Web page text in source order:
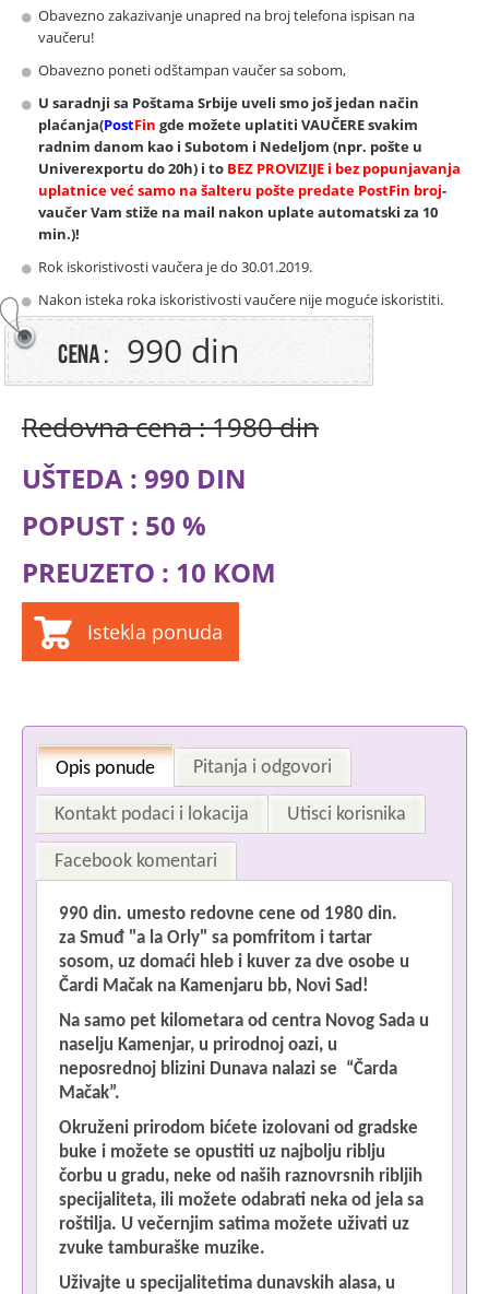
Obavezno zakazivanje unapred na broj telefona ispisan na
vaučeru!
Obavezno poneti odštampan vaučer sa sobom,
U saradnji sa Poštama Srbije uveli smo još jedan način
plaćanja(PostFin gde možete uplatiti VAUČERE svakim
radnim danom kao i Subotom i Nedeljom (npr. pošte u
Univerexportu do 20h) i to BEZ PROVIZIJE i bez popunjavanja
uplatnice već samo na šalteru pošte predate PostFin broj-
vaučer Vam stiže na mail nakon uplate automatski za 10
min.)!
Rok iskoristivosti vaučera je do 30.01.2019.
Nakon isteka roka iskoristivosti vaučere nije moguće iskoristiti.
990 din
Redovna cena : 1980 din
UŠTEDA : 990 DIN
POPUST : 50 %
PREUZETO : 10 KOM
Istekla ponuda
Opis ponude Pitanja i odgovori
Kontakt podaci i lokacija Utisci korisnika
Facebook komentari
990 din. umesto redovne cene od 1980 din.
za Smuđ "a la Orly" sa pomfritom i tartar
sosom, uz domaći hleb i kuver za dve osobe u
Čardi Mačak na Kamenjaru bb, Novi Sad!
Na samo pet kilometara od centra Novog Sada u
naselju Kamenjar, u prirodnoj oazi, u
neposrednoj blizini Dunava nalazi se “Čarda
Mačak”.
Okruženi prirodom bićete izolovani od gradske
buke i možete se opustiti uz najbolju riblju
čorbu u gradu, neke od naših raznovrsnih ribljih
specijaliteta, ili možete odabrati neka od jela sa
roštilja. U večernjim satima možete uživati uz
zvuke tamburaške muzike.
Uživajte u specijalitetima dunavskih alasa, u